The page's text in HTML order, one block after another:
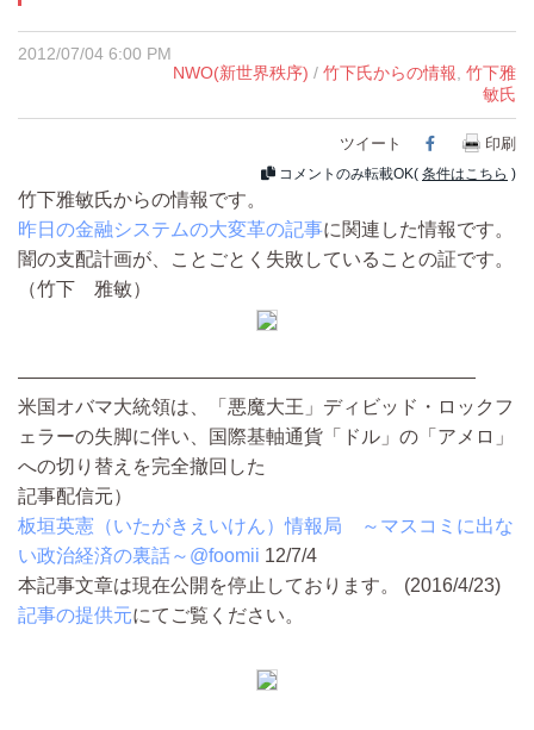
2012/07/04 6:00 PM
NWO(新世界秩序) / 竹下氏からの情報 竹下雅
敏氏
ツイート Facebook
印刷
コメントのみ転載OK( 条件はこちら )
竹下雅敏氏からの情報です。
昨日の金融システムの大変革の記事に関連した情報です。
闇の支配計画が、ことごとく失敗していることの証です。
（竹下 雅敏）
————————————————————————
米国オバマ大統領は、「悪魔大王」ディビッド・ロックフ
ェラーの失脚に伴い、国際基軸通貨「ドル」の「アメロ」
への切り替えを完全撤回した
記事配信元）
板垣英憲（いたがきえいけん）情報局 ～マスコミに出な
い政治経済の裏話～@foomii 12/7/4
本記事文章は現在公開を停止しております。 (2016/4/23)
記事の提供元にてご覧ください。